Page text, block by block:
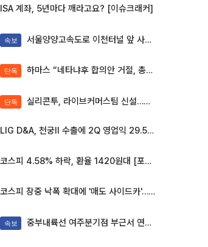
ISA 계좌, 5년마다 깨라고요? [이슈크래커]
속보 서울양양고속도로 이천터널 앞 사고 발생
단독 하마스 “네타냐후 합의안 거절, 총선 앞두고 시간 끌기”
단독 실리콘투, 라이브커머스팀 신설…K뷰티 ‘글로벌 판매망’ 확대[K뷰티 라방戰]
LIG D&A, 천궁Ⅱ 수출에 2Q 영업익 29.5%↑…수주잔고 24.6조 [종합]
코스피 4.58% 하락, 환율 1420원대 [포토]
코스피 장중 낙폭 확대에 '매도 사이드카'…외인 2.8조'팔자'· 개인 3.1조 '사자'
속보 중부내륙선 여주분기점 부근서 연이은 추돌사고 발생